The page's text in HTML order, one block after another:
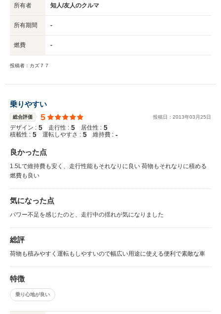
所有者 知人/友人のクルマ
所有期間 -
燃費 -
投稿者：カズ７７
乗りやすい
総合評価 5 投稿日： 2013年03 月25日
デザイン : 5 走行性 : 5 居住性 : 5
積載性 : 5 運転しやすさ : 5 維持費 : -
良かった点
1.5Lで維持費も安く、走行性能もそれなりに良い 荷物もそれなりに積める
燃費も良い
気になった点
パワー不足を感じたのと、走行中の揺れが気になりました
総評
荷物も積みやすく運転もしやすいので幅広い用途に使える便利で素敵な車
特徴
乗り心地が良い